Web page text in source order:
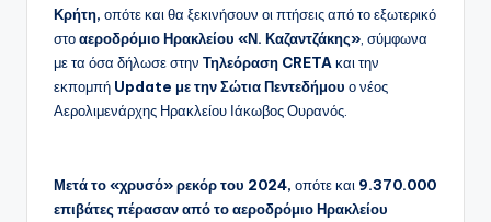
Κρήτη, οπότε και θα ξεκινήσουν οι πτήσεις από το εξωτερικό
στοαεροδρόμιο Ηρακλείου «Ν. Καζαντζάκης» , σύμφωνα
με τα όσα δήλωσε στην Τηλεόραση CRETA και την
εκπομπή Update με την Σώτια Πεντεδήμου ο νέος
Αερολιμενάρχης Ηρακλείου Ιάκωβος Ουρανός.
Μετά το «χρυσό» ρεκόρ του 2024, οπότε και 9.370.000
επιβάτες πέρασαν από το αεροδρόμιο Ηρακλείου